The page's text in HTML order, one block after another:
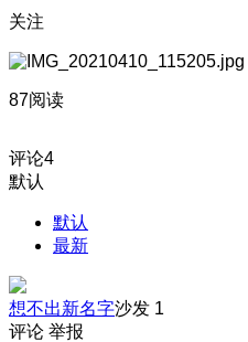
关注
87阅读
评论4
默认
默认
最新
想不出新名字沙发 1
评论 举报